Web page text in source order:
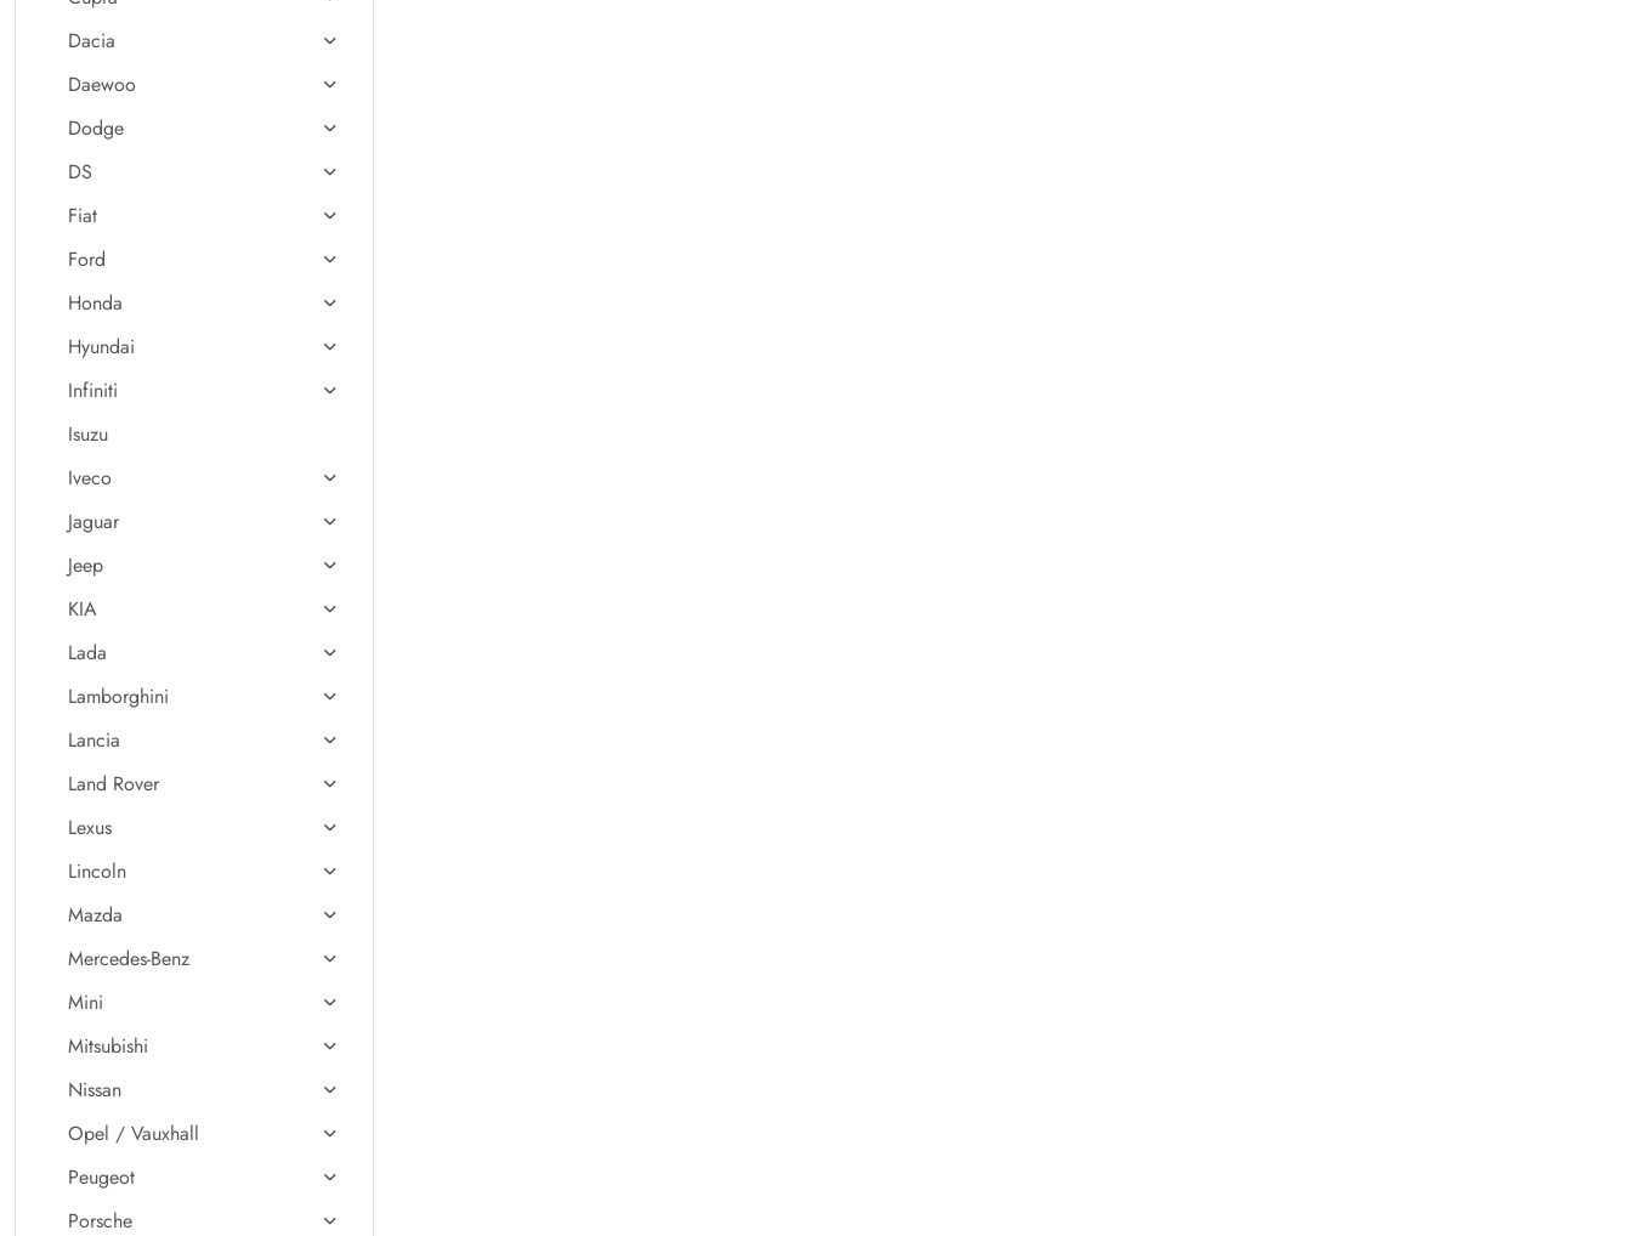
Dacia
Daewoo
Dodge
DS
Fiat
Ford
Honda
Hyundai
Infiniti
Isuzu
Iveco
Jaguar
Jeep
KIA
Lada
Lamborghini
Lancia
Land Rover
Lexus
Lincoln
Mazda
Mercedes-Benz
Mini
Mitsubishi
Nissan
Opel / Vauxhall
Peugeot
Porsche